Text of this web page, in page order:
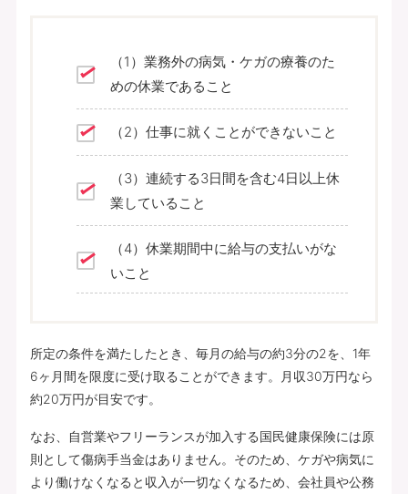
（1）業務外の病気・ケガの療養のた
めの休業であること
（2）仕事に就くことができないこと
（3）連続する3日間を含む4日以上休
業していること
（4）休業期間中に給与の支払いがな
いこと
所定の条件を満たしたとき、毎月の給与の約3分の2を、1年
6ヶ月間を限度に受け取ることができます。月収30万円なら
約20万円が目安です。
なお、自営業やフリーランスが加入する国民健康保険には原
則として傷病手当金はありません。そのため、ケガや病気に
より働けなくなると収入が一切なくなるため、会社員や公務